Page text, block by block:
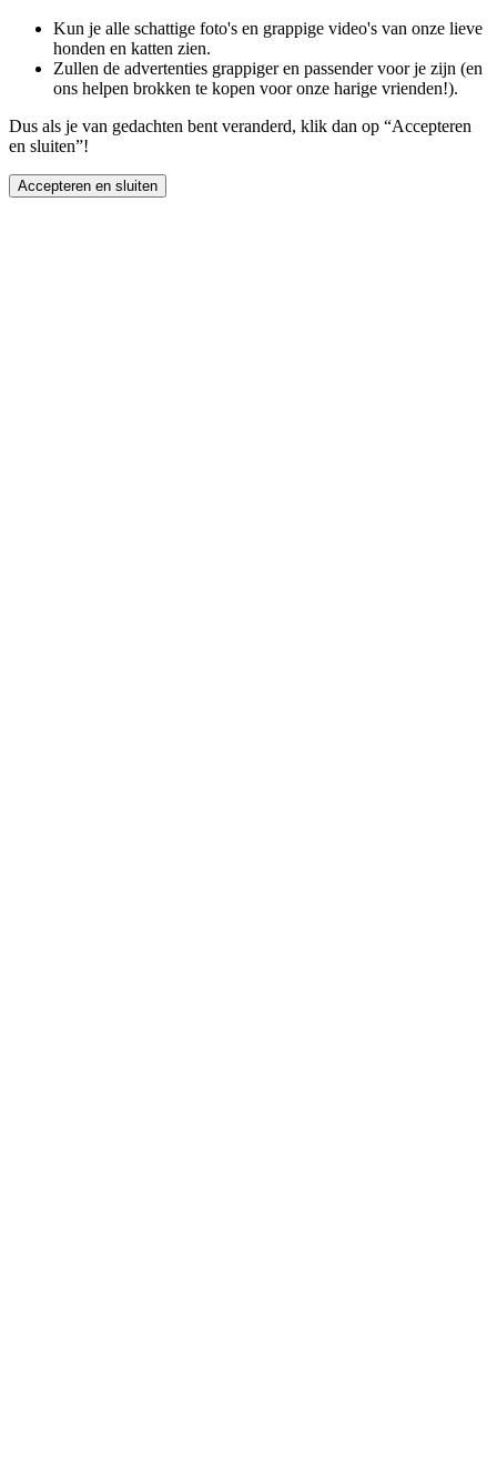
Kun je alle schattige foto's en grappige video's van onze lieve
honden en katten zien.
Zullen de advertenties grappiger en passender voor je zijn (en
ons helpen brokken te kopen voor onze harige vrienden!).
Dus als je van gedachten bent veranderd, klik dan op “Accepteren
en sluiten”!
Accepteren en sluiten